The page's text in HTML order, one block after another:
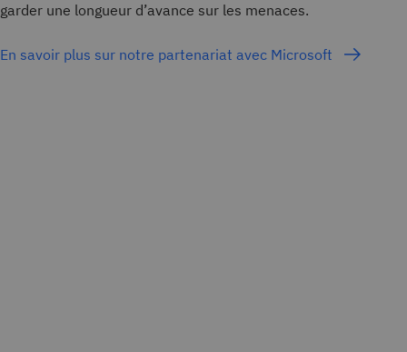
garder une longueur d’avance sur les menaces.
En savoir plus sur notre partenariat avec Microsoft